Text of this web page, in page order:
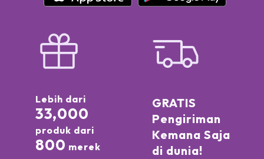
Lebih dari
33,000
produk dari
800 merek
GRATIS
Pengiriman
Kemana Saja
di dunia!